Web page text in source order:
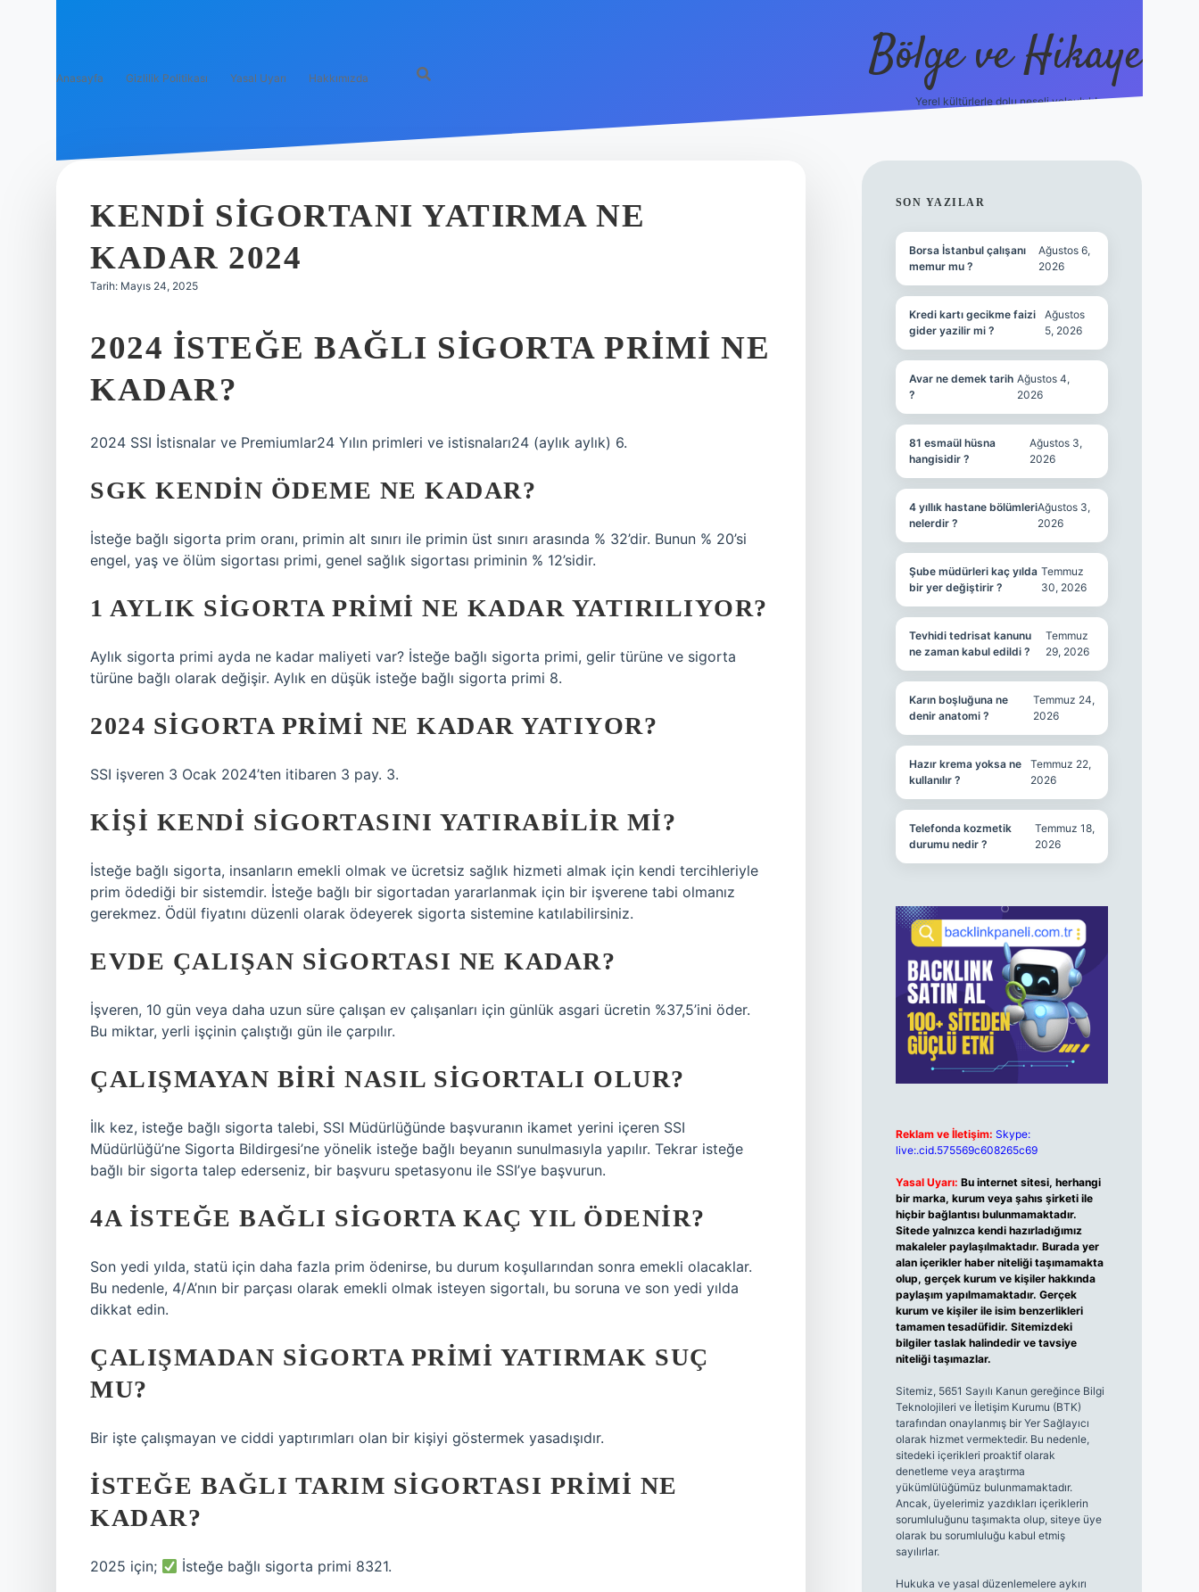
Anasayfa Gizlilik Politikası Yasal Uyarı Hakkımızda Bölge ve Hikaye
Yerel kültürlerle dolu neşeli yolculuk!
KENDI SIGORTANI YATIRMA NE
KADAR 2024
Tarih: Mayıs 24, 2025
2024 ISTEĞE BAĞLI SIGORTA PRIMI NE
KADAR?
2024 SSI İstisnalar ve Premiumlar24 Yılın primleri ve istisnaları24 (aylık aylık) 6.
SGK KENDIN ÖDEME NE KADAR?
İsteğe bağlı sigorta prim oranı, primin alt sınırı ile primin üst sınırı arasında % 32’dir. Bunun % 20’si
engel, yaş ve ölüm sigortası primi, genel sağlık sigortası priminin % 12’sidir.
1 AYLIK SIGORTA PRIMI NE KADAR YATIRILIYOR?
Aylık sigorta primi ayda ne kadar maliyeti var? İsteğe bağlı sigorta primi, gelir türüne ve sigorta
türüne bağlı olarak değişir. Aylık en düşük isteğe bağlı sigorta primi 8.
2024 SIGORTA PRIMI NE KADAR YATIYOR?
SSI işveren 3 Ocak 2024’ten itibaren 3 pay. 3.
KIŞI KENDI SIGORTASINI YATIRABILIR MI?
İsteğe bağlı sigorta, insanların emekli olmak ve ücretsiz sağlık hizmeti almak için kendi tercihleriyle
prim ödediği bir sistemdir. İsteğe bağlı bir sigortadan yararlanmak için bir işverene tabi olmanız
gerekmez. Ödül fiyatını düzenli olarak ödeyerek sigorta sistemine katılabilirsiniz.
EVDE ÇALIŞAN SIGORTASI NE KADAR?
İşveren, 10 gün veya daha uzun süre çalışan ev çalışanları için günlük asgari ücretin %37,5’ini öder.
Bu miktar, yerli işçinin çalıştığı gün ile çarpılır.
ÇALIŞMAYAN BIRI NASIL SIGORTALI OLUR?
İlk kez, isteğe bağlı sigorta talebi, SSI Müdürlüğünde başvuranın ikamet yerini içeren SSI
Müdürlüğü’ne Sigorta Bildirgesi’ne yönelik isteğe bağlı beyanın sunulmasıyla yapılır. Tekrar isteğe
bağlı bir sigorta talep ederseniz, bir başvuru spetasyonu ile SSI’ye başvurun.
4A ISTEĞE BAĞLI SIGORTA KAÇ YIL ÖDENIR?
Son yedi yılda, statü için daha fazla prim ödenirse, bu durum koşullarından sonra emekli olacaklar.
Bu nedenle, 4/A’nın bir parçası olarak emekli olmak isteyen sigortalı, bu soruna ve son yedi yılda
dikkat edin.
ÇALIŞMADAN SIGORTA PRIMI YATIRMAK SUÇ
MU?
Bir işte çalışmayan ve ciddi yaptırımları olan bir kişiyi göstermek yasadışıdır.
İSTEĞE BAĞLI TARIM SIGORTASI PRIMI NE
KADAR?
2025 için; İsteğe bağlı sigorta primi 8321.
SIDEBAR
SON YAZILAR
Borsa İstanbul çalışanı
memur mu ?
Ağustos 6,
2026
Kredi kartı gecikme faizi
gider yazilir mi ?
Ağustos
5, 2026
Avar ne demek tarih
?
Ağustos 4,
2026
81 esmaül hüsna
hangisidir ?
Ağustos 3,
2026
4 yıllık hastane bölümleri
nelerdir ?
Ağustos 3,
2026
Şube müdürleri kaç yılda
bir yer değiştirir ?
Temmuz
30, 2026
Tevhidi tedrisat kanunu
ne zaman kabul edildi ?
Temmuz
29, 2026
Karın boşluğuna ne
denir anatomi ?
Temmuz 24,
2026
Hazır krema yoksa ne
kullanılır ?
Temmuz 22,
2026
Telefonda kozmetik
durumu nedir ?
Temmuz 18,
2026
Reklam ve İletişim: Skype:
live:.cid.575569c608265c69
Yasal Uyarı: Bu internet sitesi, herhangi
bir marka, kurum veya şahıs şirketi ile
hiçbir bağlantısı bulunmamaktadır.
Sitede yalnızca kendi hazırladığımız
makaleler paylaşılmaktadır. Burada yer
alan içerikler haber niteliği taşımamakta
olup, gerçek kurum ve kişiler hakkında
paylaşım yapılmamaktadır. Gerçek
kurum ve kişiler ile isim benzerlikleri
tamamen tesadüfidir. Sitemizdeki
bilgiler taslak halindedir ve tavsiye
niteliği taşımazlar.
Sitemiz, 5651 Sayılı Kanun gereğince Bilgi
Teknolojileri ve İletişim Kurumu (BTK)
tarafından onaylanmış bir Yer Sağlayıcı
olarak hizmet vermektedir. Bu nedenle,
sitedeki içerikleri proaktif olarak
denetleme veya araştırma
yükümlülüğümüz bulunmamaktadır.
Ancak, üyelerimiz yazdıkları içeriklerin
sorumluluğunu taşımakta olup, siteye üye
olarak bu sorumluluğu kabul etmiş
sayılırlar.
Hukuka ve yasal düzenlemelere aykırı
grand opera bet